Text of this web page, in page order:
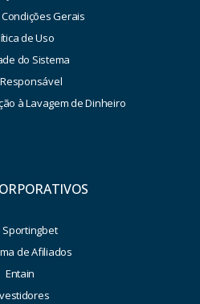
Gerais
de Uso
do Sistema
Responsável
à Lavagem de Dinheiro
Sportingbet
de Afiliados
Entain